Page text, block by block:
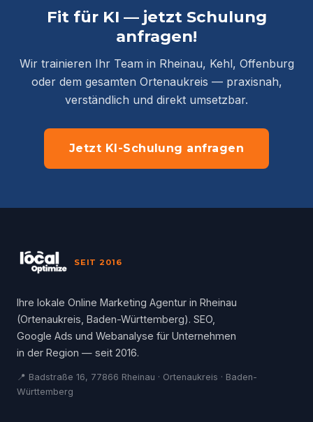
Fit für KI — jetzt Schulung
anfragen!
Wir trainieren Ihr Team in Rheinau, Kehl, Offenburg
oder dem gesamten Ortenaukreis — praxisnah,
verständlich und direkt umsetzbar.
Jetzt KI-Schulung anfragen
SEIT 2016
Ihre lokale Online Marketing Agentur in Rheinau
(Ortenaukreis, Baden-Württemberg). SEO,
Google Ads und Webanalyse für Unternehmen
in der Region — seit 2016.
📍 Badstraße 16, 77866 Rheinau · Ortenaukreis · Baden-
Württemberg